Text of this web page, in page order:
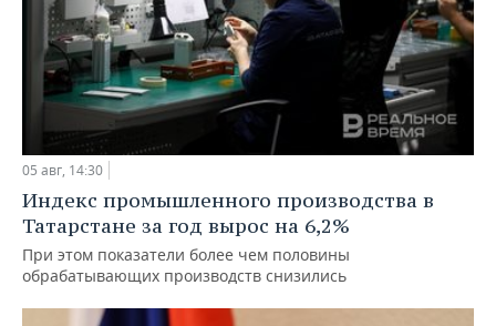
05 авг, 14:30
Индекс промышленного производства в
Татарстане за год вырос на 6,2%
При этом показатели более чем половины
обрабатывающих производств снизились